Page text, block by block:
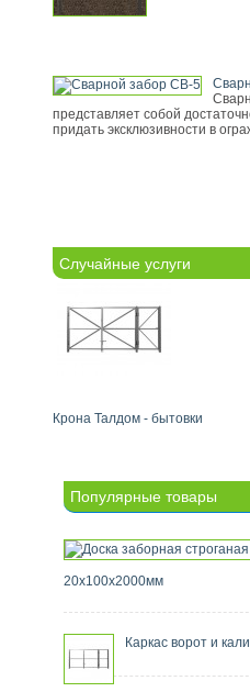
представляет собой
придать эксклюзивности в
Случайные услуги
Крона Талдом - бытовки
Популярные товары
20х100х2000мм
Каркас ворот и